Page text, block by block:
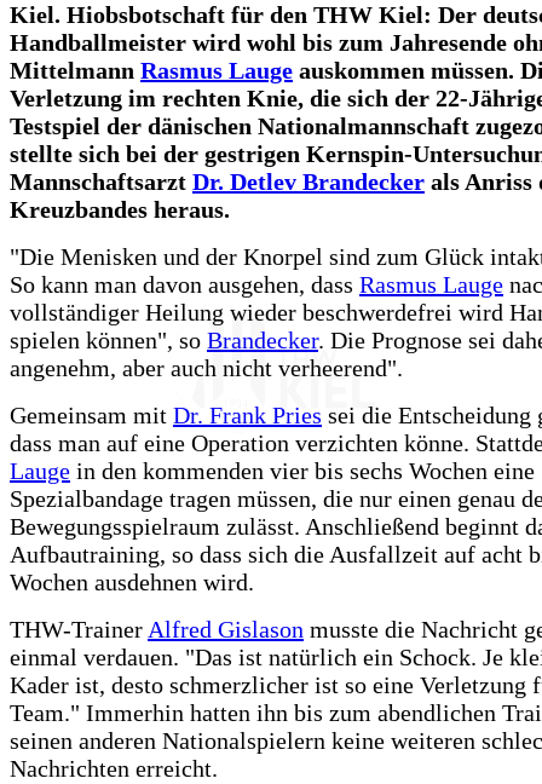
Kiel. Hiobsbotschaft für den THW Kiel: Der
Handballmeister wird wohl bis zum Jahresende
Mittelmann Rasmus Lauge auskommen müssen.
Verletzung im rechten Knie, die sich der 22-
Testspiel der dänischen Nationalmannschaft
stellte sich bei der gestrigen Kernspin-
Mannschaftsarzt Dr. Detlev Brandecker als Anriss
Kreuzbandes heraus.
"Die Menisken und der Knorpel sind zum Glück
So kann man davon ausgehen, dass Rasmus Lauge
vollständiger Heilung wieder beschwerdefrei wird
spielen können", so Brandecker. Die Prognose sei
angenehm, aber auch nicht verheerend".
Gemeinsam mit Dr. Frank Pries sei die Entscheidung
dass man auf eine Operation verzichten könne.
Lauge in den kommenden vier bis sechs Wochen eine
Spezialbandage tragen müssen, die nur einen genau
Bewegungsspielraum zulässt. Anschließend beginnt
Aufbautraining, so dass sich die Ausfallzeit auf acht
Wochen ausdehnen wird.
THW-Trainer Alfred Gislason musste die Nachricht
einmal verdauen. "Das ist natürlich ein Schock. Je
Kader ist, desto schmerzlicher ist so eine Verletzung
Team." Immerhin hatten ihn bis zum abendlichen
seinen anderen Nationalspielern keine weiteren
Nachrichten erreicht.